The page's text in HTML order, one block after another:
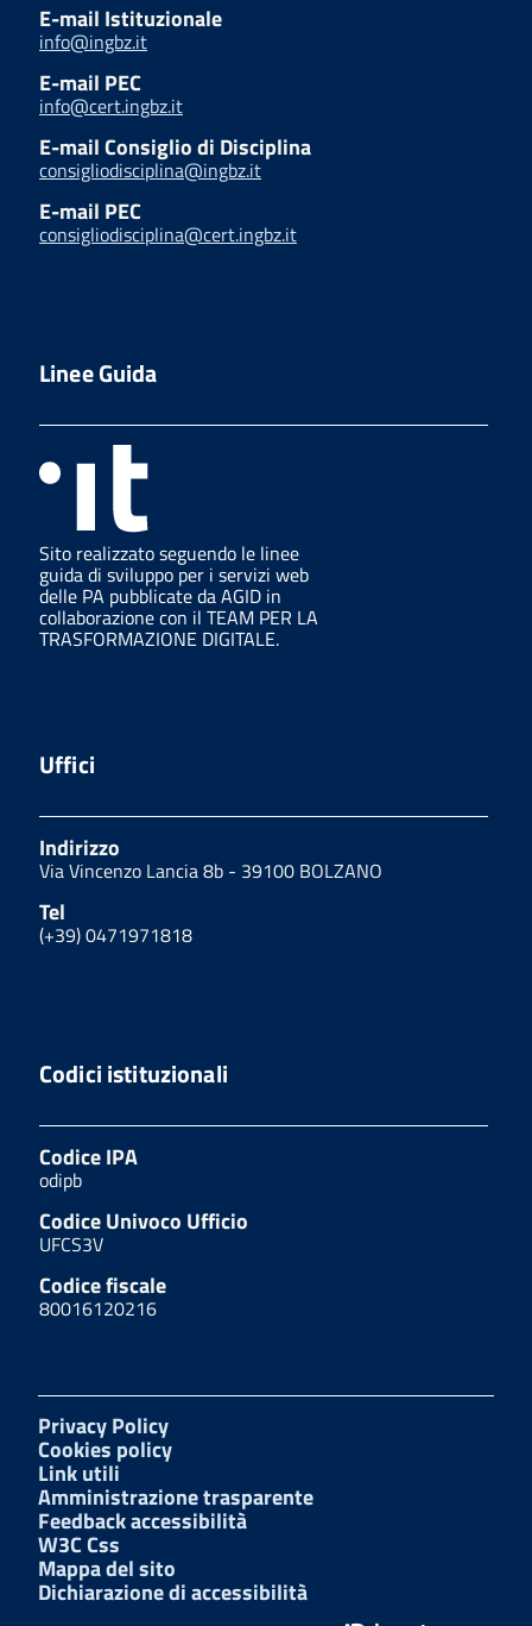
E-mail Istituzionale
info@ingbz.it
E-mail PEC
info@cert.ingbz.it
E-mail Consiglio di Disciplina
consigliodisciplina@ingbz.it
E-mail PEC
consigliodisciplina@cert.ingbz.it
Linee Guida
Sito realizzato seguendo le linee
guida di sviluppo per i servizi web
delle PA pubblicate da AGID in
collaborazione con il TEAM PER LA
TRASFORMAZIONE DIGITALE.
Uffici
Indirizzo
Via Vincenzo Lancia 8b - 39100 BOLZANO
Tel
(+39) 0471971818
Codici istituzionali
Codice IPA
odipb
Codice Univoco Ufficio
UFCS3V
Codice fiscale
80016120216
Privacy Policy
Cookies policy
Link utili
Amministrazione trasparente
Feedback accessibilità
W3C Css
Mappa del sito
Dichiarazione di accessibilità